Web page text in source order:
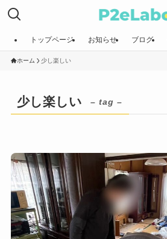
トップページ お知らせ ブログ
ホーム 少し楽しい
少し楽しい – tag –